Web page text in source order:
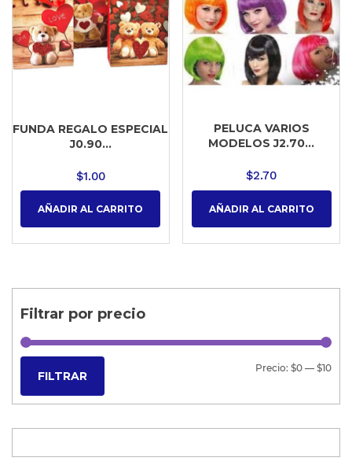
FUNDA REGALO ESPECIAL
J0.90...
$1.00
AÑADIR AL CARRITO
PELUCA VARIOS
MODELOS J2.70...
$2.70
AÑADIR AL CARRITO
Filtrar por precio
FILTRAR
Precio: $0 — $10